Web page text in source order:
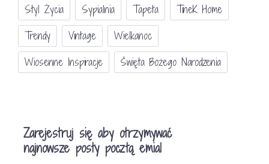
Styl Życia
Sypialnia Tapeta
TineK Home
Trendy
Vintage
Wielkanoc
Wiosenne Inspiracje
Święta Bożego Narodzenia
Zarejestruj się aby otrzymywać
najnowsze posty pocztą emial